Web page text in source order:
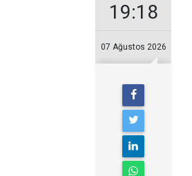
19:18
07 Ağustos 2026